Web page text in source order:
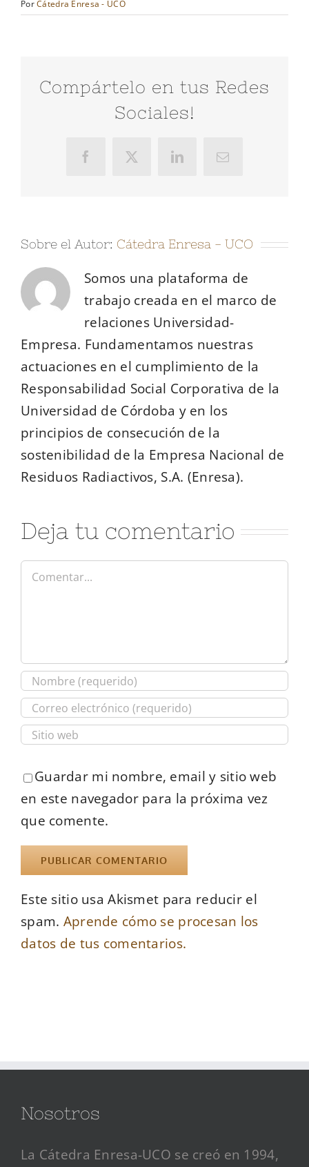
PorCátedra Enresa - UCO
Compártelo en tus Redes
Sociales!
FacebookX LinkedInCorreo
Sobre el Autor: Cátedra Enresa - UCO
Somos una plataforma de
trabajo creada en el marco de
relaciones Universidad-
Empresa. Fundamentamos nuestras
actuaciones en el cumplimiento de la
Responsabilidad Social Corporativa de la
Universidad de Córdoba y en los
principios de consecución de la
sostenibilidad de la Empresa Nacional de
Residuos Radiactivos, S.A. (Enresa).
Deja tu comentario
Comentar
Guardar mi nombre, email y sitio web
en este navegador para la próxima vez
que comente.
Este sitio usa Akismet para reducir el
spam. Aprende cómo se procesan los
datos de tus comentarios.
Nosotros
La Cátedra Enresa-UCO se creó en 1994,